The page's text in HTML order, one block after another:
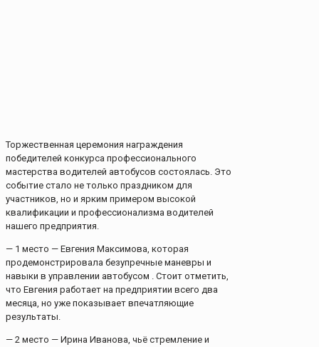
Торжественная церемония награждения
победителей конкурса профессионального
мастерства водителей автобусов состоялась. Это
событие стало не только праздником для
участников, но и ярким примером высокой
квалификации и профессионализма водителей
нашего предприятия.
— 1 место — Евгения Максимова, которая
продемонстрировала безупречные маневры и
навыки в управлении автобусом . Стоит отметить,
что Евгения работает на предприятии всего два
месяца, но уже показывает впечатляющие
результаты.
— 2 место — Ирина Иванова, чьё стремление и